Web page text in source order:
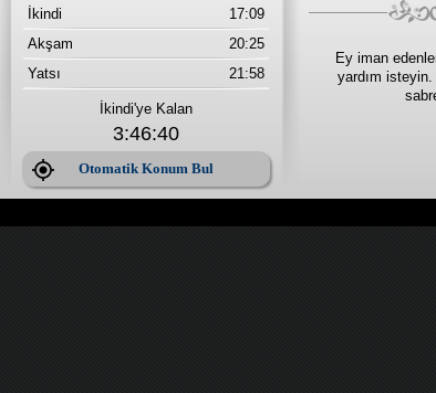
İkindi
17:09
Akşam
20:25
Yatsı
21:58
İkindi'ye Kalan
3:46:40
Otomatik Konum Bul
Ey iman
yardım